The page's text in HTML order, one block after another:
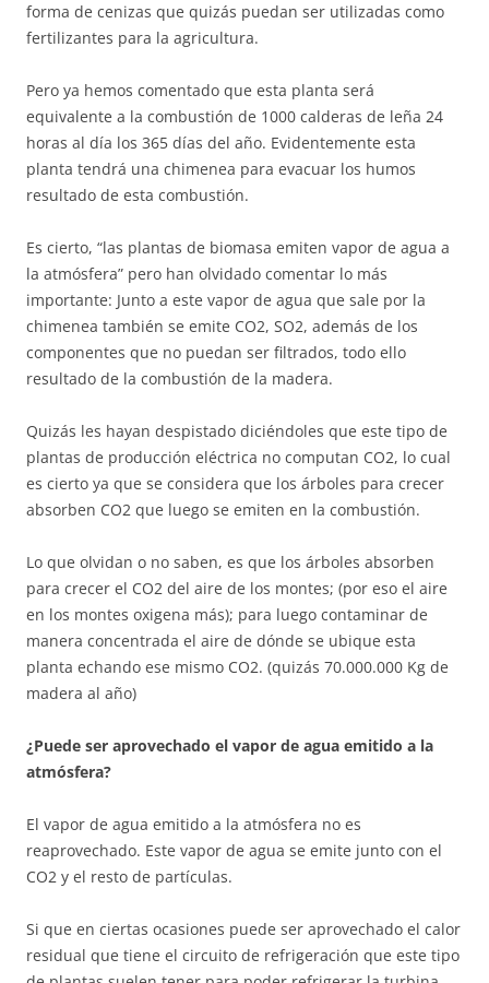
forma de cenizas que quizás puedan ser utilizadas como
fertilizantes para la agricultura.
Pero ya hemos comentado que esta planta será
equivalente a la combustión de 1000 calderas de leña 24
horas al día los 365 días del año. Evidentemente esta
planta tendrá una chimenea para evacuar los humos
resultado de esta combustión.
Es cierto, “las plantas de biomasa emiten vapor de agua a
la atmósfera” pero han olvidado comentar lo más
importante: Junto a este vapor de agua que sale por la
chimenea también se emite CO2, SO2, además de los
componentes que no puedan ser filtrados, todo ello
resultado de la combustión de la madera.
Quizás les hayan despistado diciéndoles que este tipo de
plantas de producción eléctrica no computan CO2, lo cual
es cierto ya que se considera que los árboles para crecer
absorben CO2 que luego se emiten en la combustión.
Lo que olvidan o no saben, es que los árboles absorben
para crecer el CO2 del aire de los montes; (por eso el aire
en los montes oxigena más); para luego contaminar de
manera concentrada el aire de dónde se ubique esta
planta echando ese mismo CO2. (quizás 70.000.000 Kg de
madera al año)
¿Puede ser aprovechado el vapor de agua emitido a la
atmósfera?
El vapor de agua emitido a la atmósfera no es
reaprovechado. Este vapor de agua se emite junto con el
CO2 y el resto de partículas.
Si que en ciertas ocasiones puede ser aprovechado el calor
residual que tiene el circuito de refrigeración que este tipo